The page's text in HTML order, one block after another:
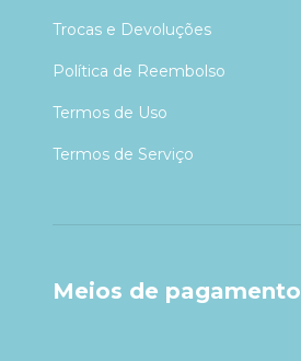
Trocas e Devoluções
Política de Reembolso
Termos de Uso
Termos de Serviço
Meios de pagamento